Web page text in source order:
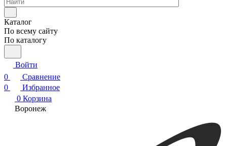
Каталог
По всему сайту
По каталогу
Войти
0
Сравнение
0
Избранное
0 Корзина
Воронеж